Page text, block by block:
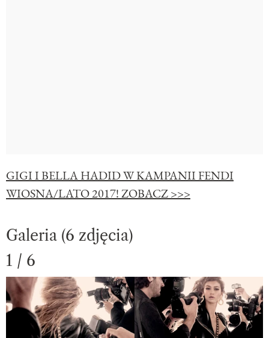
GIGI I BELLA HADID W KAMPANII FENDI
WIOSNA/LATO 2017! ZOBACZ >>>
Galeria (6 zdjęcia)
1 / 6